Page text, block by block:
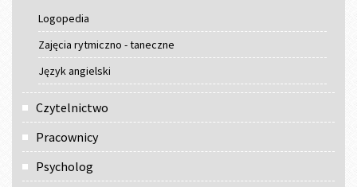
Logopedia
Zajęcia rytmiczno - taneczne
Język angielski
Czytelnictwo
Pracownicy
Psycholog